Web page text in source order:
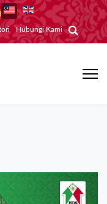
Hubungi Kami